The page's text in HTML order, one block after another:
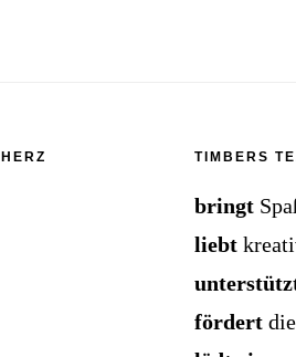
TIMBERS
bringt
liebt
fördert